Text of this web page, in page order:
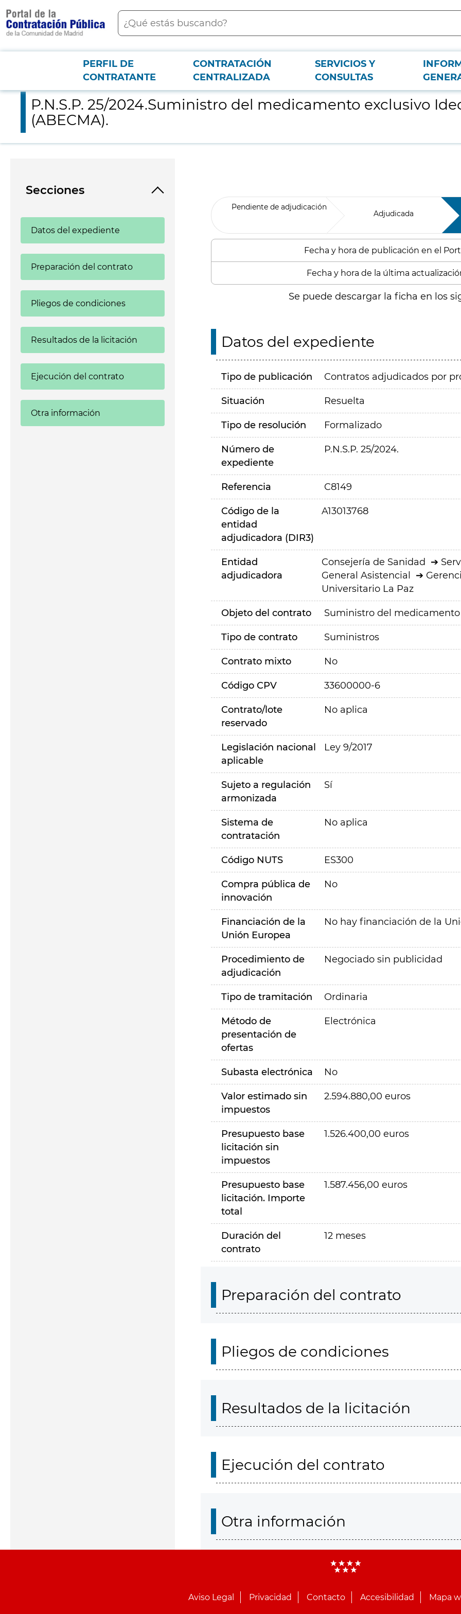
contenido
principal
Buscar
Menú PCON
PERFIL DE
CONTRATANTE
CONTRATACIÓN
CENTRALIZADA
SERVICIOS Y
CONSULTAS
P.N.S.P. 25/2024.Suministro del medicamento exclusivo Idecabtagen Vicleucel (ABECMA).
P.N.S.P. 25/2024.Suministro del medicamento exclusivo
(ABECMA).
Secciones
Datos del expediente
Preparación del contrato
Pliegos de condiciones
Resultados de la licitación
Ejecución del contrato
Otra información
Pendiente de adjudicación
Adjudicada
Fecha y hora de publicación en el
Fecha y hora de la última
Se puede descargar la ficha en los
Datos del expediente
Tipo de publicación Contratos adjudicados por
Situación Resuelta
Tipo de resolución Formalizado
Número de
expediente
P.N.S.P. 25/2024.
Referencia C8149
Código de la
entidad
adjudicadora (DIR3)
A13013768
Entidad
adjudicadora
Consejería de Sanidad
General Asistencial
Universitario La Paz
Objeto del contrato Suministro del
Tipo de contrato Suministros
Contrato mixto No
Código CPV 33600000-6
Contrato/lote
reservado
No aplica
Legislación nacional
aplicable
Ley 9/2017
Sujeto a regulación
armonizada
Sí
Sistema de
contratación
No aplica
Código NUTS ES300
Compra pública de
innovación
No
Financiación de la
Unión Europea
No hay financiación de la
Procedimiento de
adjudicación
Negociado sin publicidad
Tipo de tramitación Ordinaria
Método de
presentación de
ofertas
Electrónica
Subasta electrónica No
Valor estimado sin
impuestos
2.594.880,00 euros
Presupuesto base
licitación sin
impuestos
1.526.400,00 euros
Presupuesto base
licitación. Importe
total
1.587.456,00 euros
Duración del
contrato
12 meses
Preparación del contrato
Pliegos de condiciones
Resultados de la licitación
Ejecución del contrato
Otra información
Aviso Legal Privacidad Contacto Accesibilidad Mapa